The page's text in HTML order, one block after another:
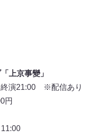
上京事變」
終演21:00 ※配信あり
円
11:00